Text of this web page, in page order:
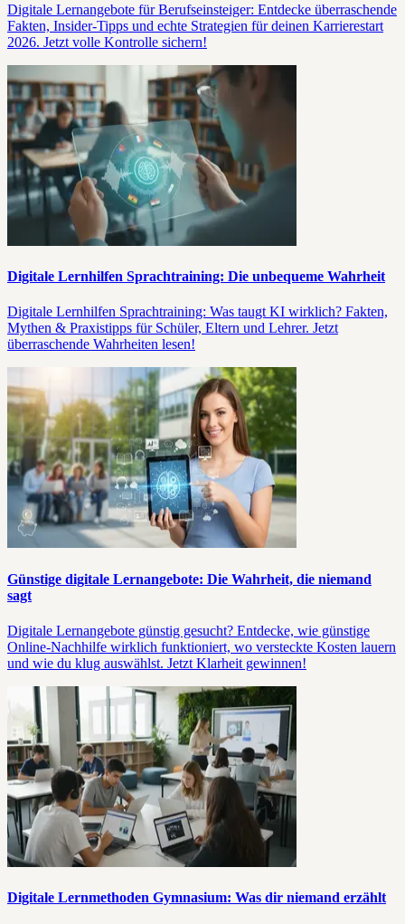
Digitale Lernangebote für Berufseinsteiger: Entdecke überraschende
Fakten, Insider-Tipps und echte Strategien für deinen Karrierestart
2026. Jetzt volle Kontrolle sichern!
Digitale Lernhilfen Sprachtraining: Die unbequeme Wahrheit
Digitale Lernhilfen Sprachtraining: Was taugt KI wirklich? Fakten,
Mythen & Praxistipps für Schüler, Eltern und Lehrer. Jetzt
überraschende Wahrheiten lesen!
Günstige digitale Lernangebote: Die Wahrheit, die niemand
sagt
Digitale Lernangebote günstig gesucht? Entdecke, wie günstige
Online-Nachhilfe wirklich funktioniert, wo versteckte Kosten lauern
und wie du klug auswählst. Jetzt Klarheit gewinnen!
Digitale Lernmethoden Gymnasium: Was dir niemand erzählt